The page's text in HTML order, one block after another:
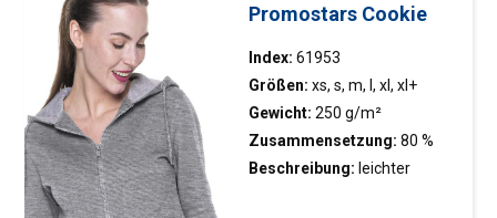
Promostars Cookie
Index: 61953
Größen: xs, s, m, l, xl, xl+
Gewicht: 250 g/m²
Zusammensetzung: 80 %
Polyester, 20 % Baumwolle
Beschreibung: leichter